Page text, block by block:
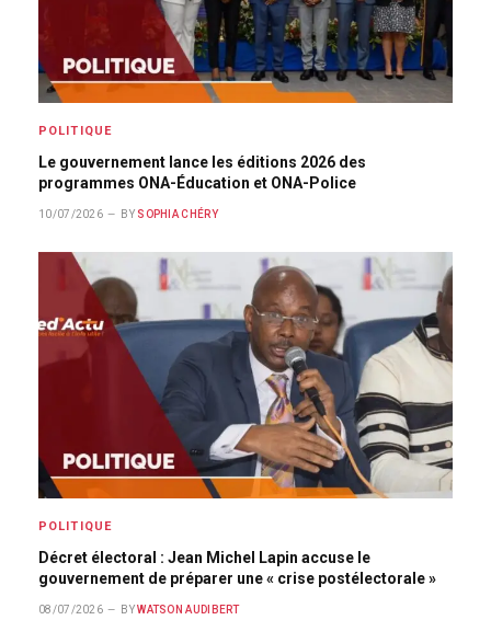
POLITIQUE
Le gouvernement lance les éditions 2026 des
programmes ONA-Éducation et ONA-Police
10/07/2026 BY SOPHIA CHÉRY
POLITIQUE
Décret électoral : Jean Michel Lapin accuse le
gouvernement de préparer une « crise postélectorale »
08/07/2026 BY WATSON AUDIBERT